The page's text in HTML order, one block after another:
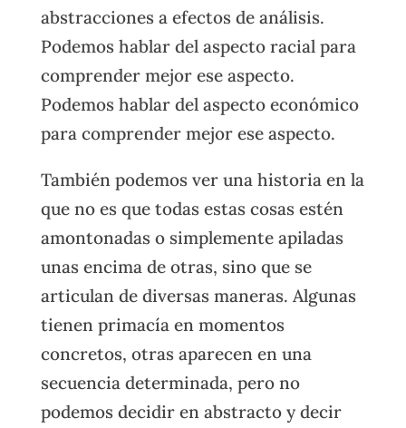
abstracciones a efectos de análisis.
Podemos hablar del aspecto racial para
comprender mejor ese aspecto.
Podemos hablar del aspecto económico
para comprender mejor ese aspecto.
También podemos ver una historia en la
que no es que todas estas cosas estén
amontonadas o simplemente apiladas
unas encima de otras, sino que se
articulan de diversas maneras. Algunas
tienen primacía en momentos
concretos, otras aparecen en una
secuencia determinada, pero no
podemos decidir en abstracto y decir